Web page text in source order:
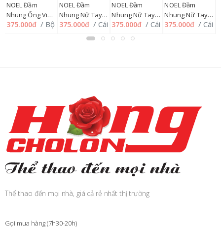
NOEL Đầm
Nhung Ống Viền
+ Cổ tay rời
375.000đ / Bộ
NOEL Đầm
Nhung Nữ Tay
Dài Cổ Tim
375.000đ / Cái
NOEL Đầm
Nhung Nữ Tay
Dài Cổ Sen
375.000đ / Cái
NOEL Đầm
Nhung Nữ Tay
Dài Cổ Lọ + Nón
375.000đ / Cái
Thể thao đến mọi nhà, giá cả rẻ nhất thị trường
Gọi mua hàng (7h30-20h)